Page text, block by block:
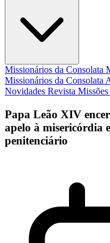
Missionários da Consolata
Missionários da Consolata
Novidades Revista Missões
Papa Leão XIV
apelo à misericórdia
penitenciário